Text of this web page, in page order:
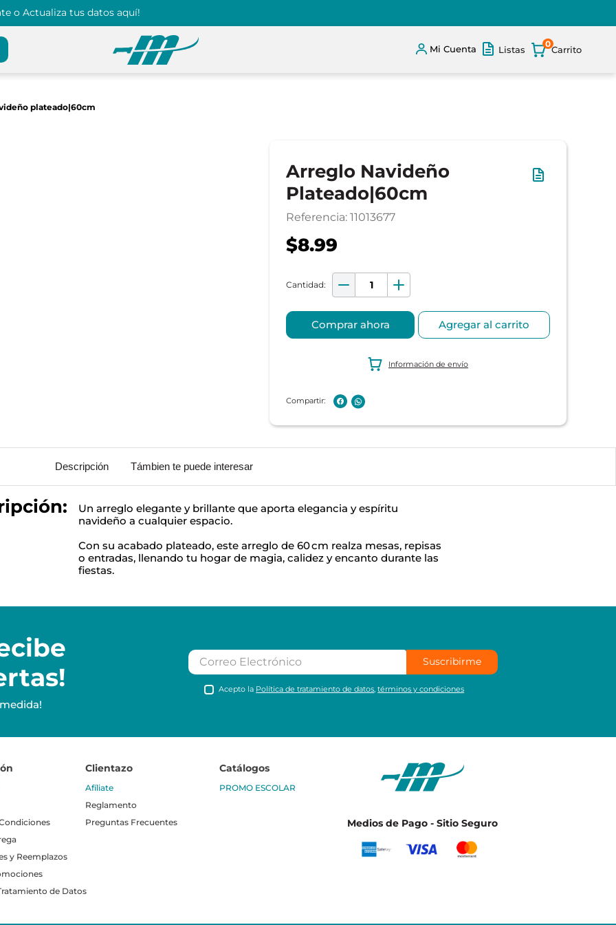
o Actualiza tus datos aquí!
Mi Cuenta Listas
0
plateado|60cm
Arreglo Navideño
Plateado|60cm
Referencia: 11013677
$8.99
Comprar ahora Agregar al carrito
Información de envío
Descripción Támbien te puede interesar
Un arreglo elegante y brillante que aporta elegancia y espíritu
navideño a cualquier espacio.
Con su acabado plateado, este arreglo de 60 cm realza mesas, repisas
o entradas, llenando tu hogar de magia, calidez y encanto durante las
fiestas.
Suscribirme
Acepto la Política de tratamiento de datos ,términos y condiciones
y Reemplazos
de Datos
Clientazo
Afíliate
Reglamento
Preguntas Frecuentes
Catálogos
PROMO ESCOLAR
Medios de Pago - Sitio Seguro